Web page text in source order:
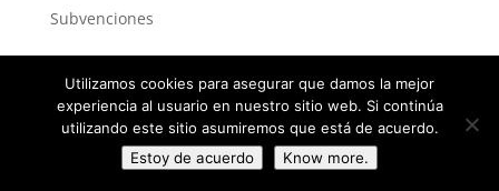
Subvenciones
All rights belong to Bilbao Urban and City Design (C)
Utilizamos cookies para asegurar que damos la mejor
experiencia al usuario en nuestro sitio web. Si continúa
utilizando este sitio asumiremos que está de acuerdo.
Estoy de acuerdo
Know more.